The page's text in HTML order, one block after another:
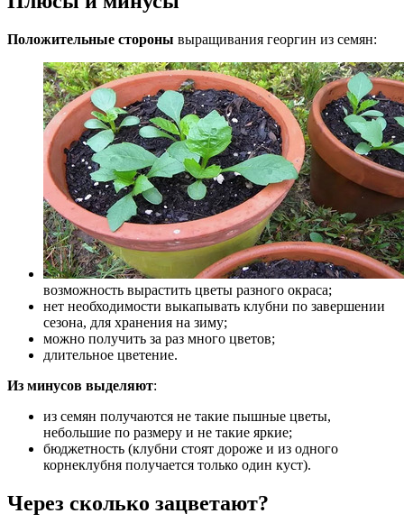
Положительные стороны выращивания георгин из семян:
возможность вырастить цветы разного окраса;
нет необходимости выкапывать клубни по завершении
сезона, для хранения на зиму;
можно получить за раз много цветов;
длительное цветение.
Из минусов выделяют:
из семян получаются не такие пышные цветы,
небольшие по размеру и не такие яркие;
бюджетность (клубни стоят дороже и из одного
корнеклубня получается только один куст).
Через сколько зацветают?